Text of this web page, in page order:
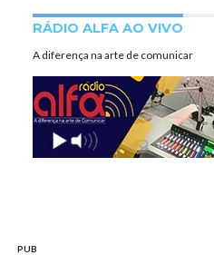
RÁDIO ALFA AO VIVO
A diferença na arte de comunicar
PUB